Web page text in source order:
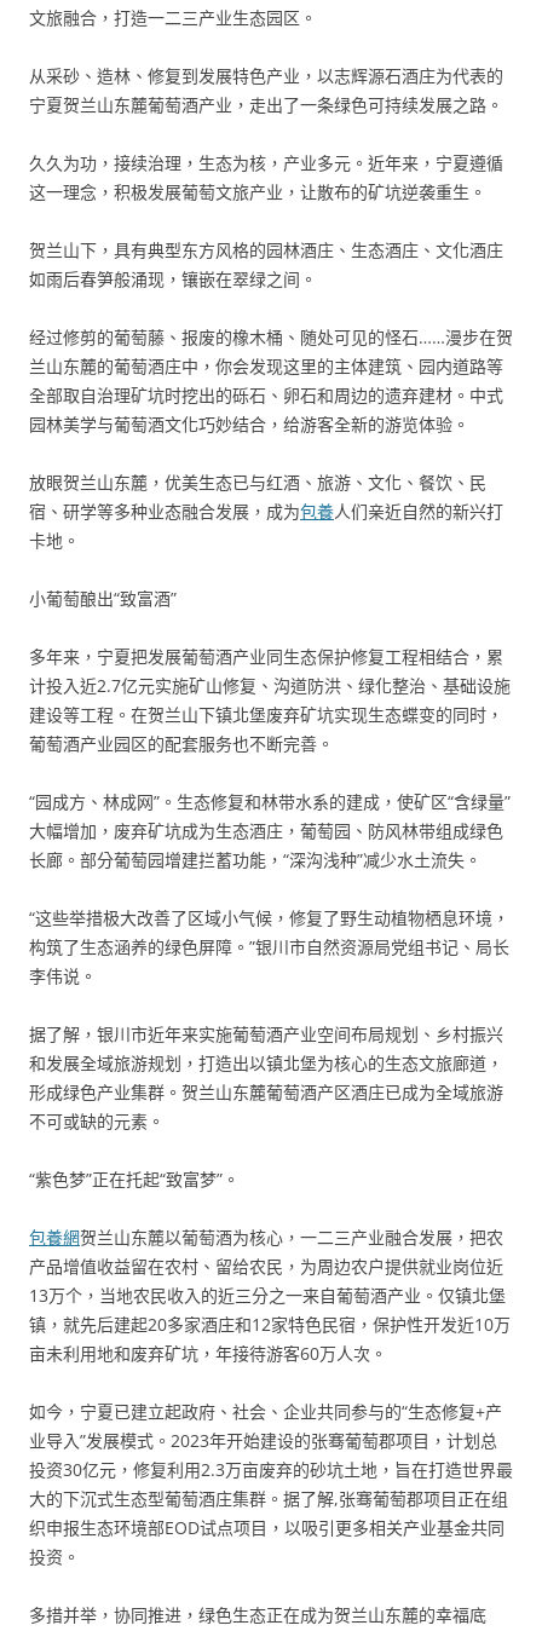
文旅融合，打造一二三产业生态园区。
从采砂、造林、修复到发展特色产业，以志辉源石酒庄为代表的
宁夏贺兰山东麓葡萄酒产业，走出了一条绿色可持续发展之路。
久久为功，接续治理，生态为核，产业多元。近年来，宁夏遵循
这一理念，积极发展葡萄文旅产业，让散布的矿坑逆袭重生。
贺兰山下，具有典型东方风格的园林酒庄、生态酒庄、文化酒庄
如雨后春笋般涌现，镶嵌在翠绿之间。
经过修剪的葡萄藤、报废的橡木桶、随处可见的怪石……漫步在贺
兰山东麓的葡萄酒庄中，你会发现这里的主体建筑、园内道路等
全部取自治理矿坑时挖出的砾石、卵石和周边的遗弃建材。中式
园林美学与葡萄酒文化巧妙结合，给游客全新的游览体验。
放眼贺兰山东麓，优美生态已与红酒、旅游、文化、餐饮、民
宿、研学等多种业态融合发展，成为包養人们亲近自然的新兴打
卡地。
小葡萄酿出“致富酒”
多年来，宁夏把发展葡萄酒产业同生态保护修复工程相结合，累
计投入近2.7亿元实施矿山修复、沟道防洪、绿化整治、基础设施
建设等工程。在贺兰山下镇北堡废弃矿坑实现生态蝶变的同时，
葡萄酒产业园区的配套服务也不断完善。
“园成方、林成网”。生态修复和林带水系的建成，使矿区“含绿量”
大幅增加，废弃矿坑成为生态酒庄，葡萄园、防风林带组成绿色
长廊。部分葡萄园增建拦蓄功能，“深沟浅种”减少水土流失。
“这些举措极大改善了区域小气候，修复了野生动植物栖息环境，
构筑了生态涵养的绿色屏障。”银川市自然资源局党组书记、局长
李伟说。
据了解，银川市近年来实施葡萄酒产业空间布局规划、乡村振兴
和发展全域旅游规划，打造出以镇北堡为核心的生态文旅廊道，
形成绿色产业集群。贺兰山东麓葡萄酒产区酒庄已成为全域旅游
不可或缺的元素。
“紫色梦”正在托起“致富梦”。
包養網贺兰山东麓以葡萄酒为核心，一二三产业融合发展，把农
产品增值收益留在农村、留给农民，为周边农户提供就业岗位近
13万个，当地农民收入的近三分之一来自葡萄酒产业。仅镇北堡
镇，就先后建起20多家酒庄和12家特色民宿，保护性开发近10万
亩未利用地和废弃矿坑，年接待游客60万人次。
如今，宁夏已建立起政府、社会、企业共同参与的“生态修复+产
业导入”发展模式。2023年开始建设的张骞葡萄郡项目，计划总
投资30亿元，修复利用2.3万亩废弃的砂坑土地，旨在打造世界最
大的下沉式生态型葡萄酒庄集群。据了解,张骞葡萄郡项目正在组
织申报生态环境部EOD试点项目，以吸引更多相关产业基金共同
投资。
多措并举，协同推进，绿色生态正在成为贺兰山东麓的幸福底